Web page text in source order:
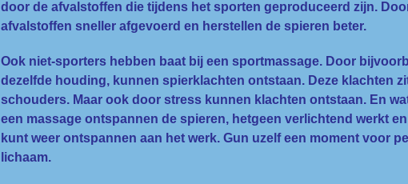
door de afvalstoffen die tijdens het sporten geproduceerd zijn.
afvalstoffen sneller afgevoerd en herstellen de spieren beter.
Ook niet-sporters hebben baat bij een sportmassage. Door
dezelfde houding, kunnen spierklachten ontstaan. Deze klachten
schouders. Maar ook door stress kunnen klachten ontstaan. En
een massage ontspannen de spieren, hetgeen verlichtend werkt
kunt weer ontspannen aan het werk. Gun uzelf een moment voor
lichaam.